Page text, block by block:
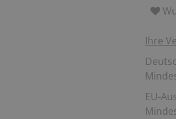
Ihre
EU-